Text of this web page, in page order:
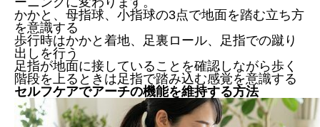
かかと、母指球、小指球の3点で地面を踏む立ち方
を意識する
歩行時はかかと着地、足裏ロール、足指での蹴り
出しを行う
足指が地面に接していることを確認しながら歩く
階段を上るときは足指で踏み込む感覚を意識する
セルフケアでアーチの機能を維持する方法